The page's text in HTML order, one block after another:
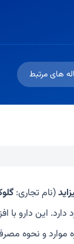
های مرتبط
(نام تجاری:
دارد. این دارو
موارد و نحوه